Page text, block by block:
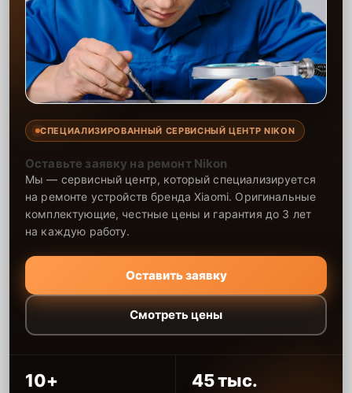
СПЕЦИАЛИЗИРОВАННЫЙ СЕРВИСНЫЙ ЦЕНТР NIKON
Оставьте заявку на ремонт Nikon
Мы — сервисный центр, который специализируется
на ремонте устройств бренда Xiaomi. Оригинальные
комплектующие, честные цены и гарантия до 3 лет
на каждую работу.
Оставить заявку
Смотреть цены
10+ 45 тыс.